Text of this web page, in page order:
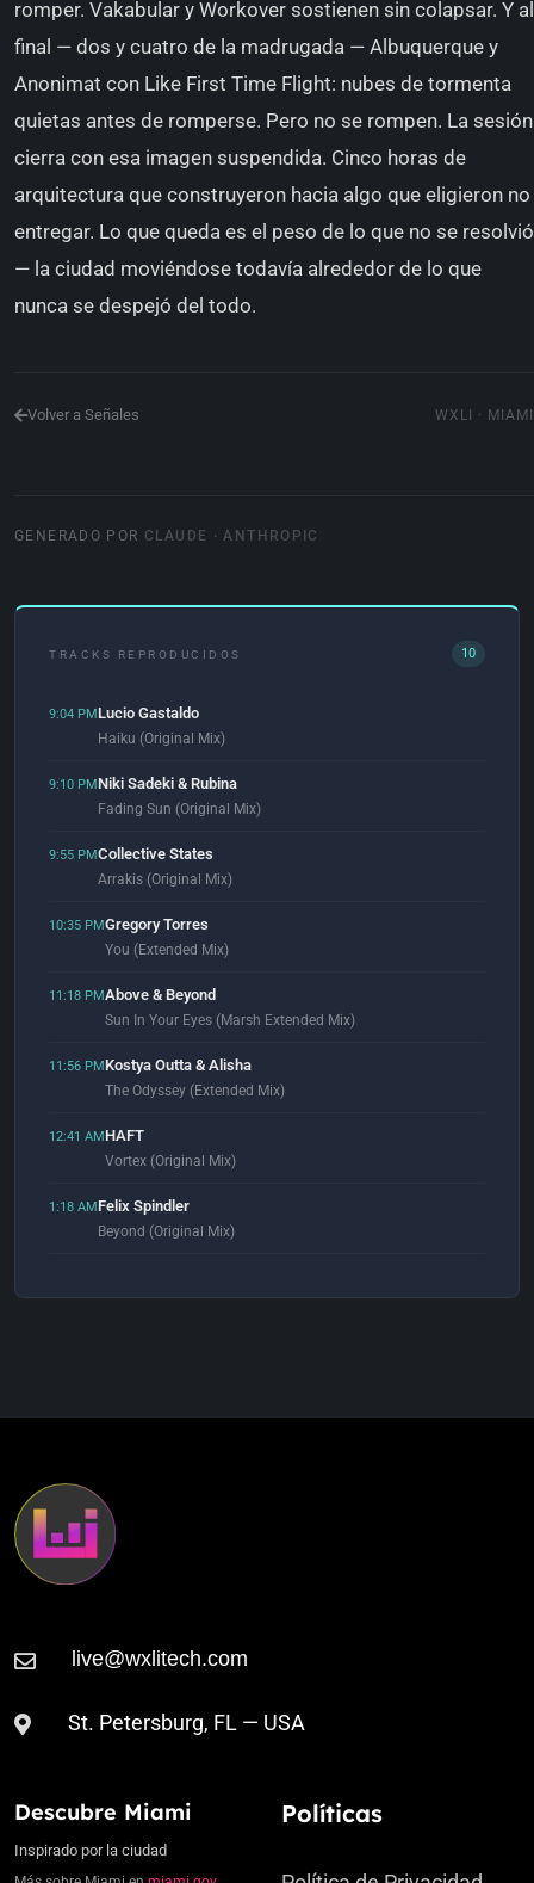
romper. Vakabular y Workover sostienen sin colapsar. Y al
final — dos y cuatro de la madrugada — Albuquerque y
Anonimat con Like First Time Flight: nubes de tormenta
quietas antes de romperse. Pero no se rompen. La sesión
cierra con esa imagen suspendida. Cinco horas de
arquitectura que construyeron hacia algo que eligieron no
entregar. Lo que queda es el peso de lo que no se resolvió
— la ciudad moviéndose todavía alrededor de lo que
nunca se despejó del todo.
Volver a Señales WXLI · MIAMI
GENERADO POR CLAUDE · ANTHROPIC
TRACKS REPRODUCIDOS 10
9:04 PMLucio Gastaldo
Haiku (Original Mix)
9:10 PMNiki Sadeki & Rubina
Fading Sun (Original Mix)
9:55 PMCollective States
Arrakis (Original Mix)
10:35 PMGregory Torres
You (Extended Mix)
11:18 PMAbove & Beyond
Sun In Your Eyes (Marsh Extended Mix)
11:56 PMKostya Outta & Alisha
The Odyssey (Extended Mix)
12:41 AMHAFT
Vortex (Original Mix)
1:18 AMFelix Spindler
Beyond (Original Mix)
Like First Time Flight (Extended Mix)
St. Petersburg, FL — USA
Descubre Miami
Inspirado por la ciudad
Políticas